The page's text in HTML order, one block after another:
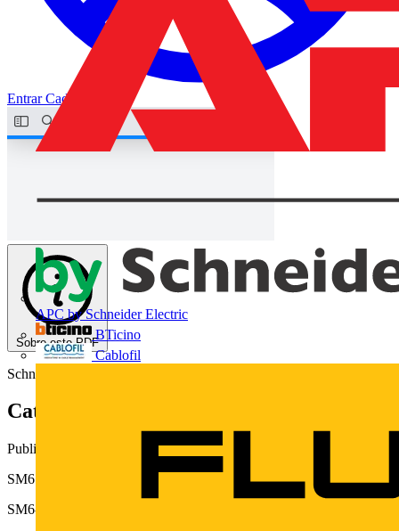
APC by Schneider Electric
BTicino
Cablofil
EntrarCadastrar
Sobre este PDF
Schneider Electric
Catálogo Painel de MT: SM6 24kV
Publicado: 4 de junho de 2014· Categoria: Catálogos
SM6 - Painéis compactos a gás SF6
SM6-24 Distribuição de Média Tensão Células modulares